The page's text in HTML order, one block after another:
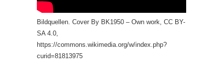
Bildquellen. Cover By BK1950 – Own work, CC BY-
SA 4.0,
https://commons.wikimedia.org/w/index.php?
curid=81813975